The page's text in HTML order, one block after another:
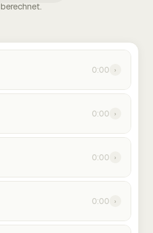
berechnet.
0:00 ›
0:00 ›
0:00 ›
0:00 ›